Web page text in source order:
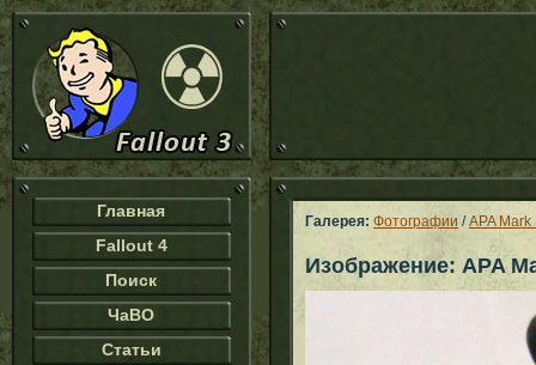
Главная
Fallout 4
Поиск
ЧаВО
Статьи
Галерея: Фотографии /APA Mark
Изображение: APA